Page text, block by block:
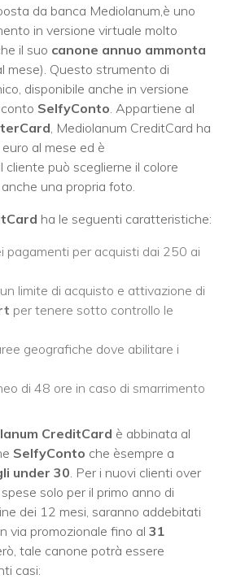
da banca Mediolanum,è uno
in versione virtuale molto
il suo canone annuo ammonta
mese). Questo strumento di
disponibile anche in versione
SelfyConto . Appartiene al
, Mediolanum CreditCard ha
al mese ed è
cliente può sceglierne il colore
una propria foto.
ha le seguenti caratteristiche:
pagamenti per acquisti dai 250 ai
limite di acquisto e attivazione di
per tenere sotto controllo le
geografiche dove abilitare i
di 48 ore in caso di smarrimento
CreditCard è abbinata al
SelfyConto che èsempre a
under 30 . Per i nuovi clienti over
solo per il primo anno di
dei 12 mesi, saranno addebitati
via promozionale fino al 31
tale canone potrà essere
casi: